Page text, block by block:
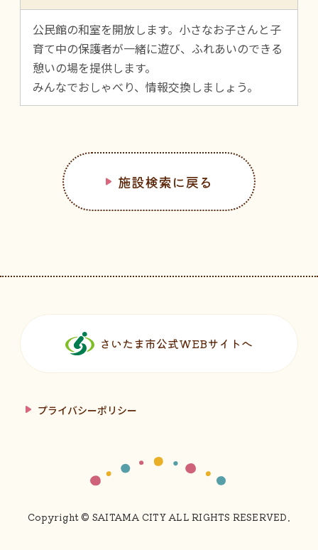
公民館の和室を開放します。小さなお子さんと子
育て中の保護者が一緒に遊び、ふれあいのできる
憩いの場を提供します。
みんなでおしゃべり、情報交換しましょう。
施設検索に戻る
さいたま市公式WEBサイトへ
プライバシーポリシー
Copyright © SAITAMA CITY ALL RIGHTS RESERVED.